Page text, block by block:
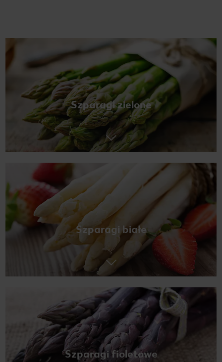
Szparagi zielone
Szparagi białe
Szparagi fioletowe